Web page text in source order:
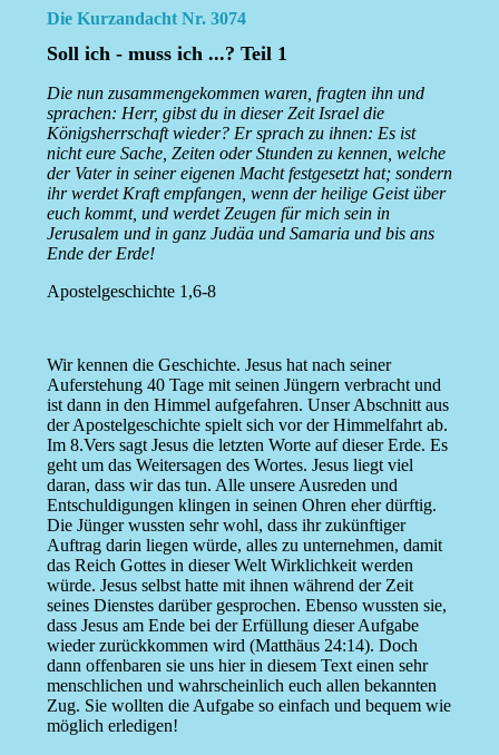
Die Kurzandacht Nr. 3074
Soll ich - muss ich ...? Teil 1
Die nun zusammengekommen waren, fragten ihn und
sprachen: Herr, gibst du in dieser Zeit Israel die
Königsherrschaft wieder? Er sprach zu ihnen: Es ist
nicht eure Sache, Zeiten oder Stunden zu kennen, welche
der Vater in seiner eigenen Macht festgesetzt hat; sondern
ihr werdet Kraft empfangen, wenn der heilige Geist über
euch kommt, und werdet Zeugen für mich sein in
Jerusalem und in ganz Judäa und Samaria und bis ans
Ende der Erde!
Apostelgeschichte 1,6-8
Wir kennen die Geschichte. Jesus hat nach seiner
Auferstehung 40 Tage mit seinen Jüngern verbracht und
ist dann in den Himmel aufgefahren. Unser Abschnitt aus
der Apostelgeschichte spielt sich vor der Himmelfahrt ab.
Im 8.Vers sagt Jesus die letzten Worte auf dieser Erde. Es
geht um das Weitersagen des Wortes. Jesus liegt viel
daran, dass wir das tun. Alle unsere Ausreden und
Entschuldigungen klingen in seinen Ohren eher dürftig.
Die Jünger wussten sehr wohl, dass ihr zukünftiger
Auftrag darin liegen würde, alles zu unternehmen, damit
das Reich Gottes in dieser Welt Wirklichkeit werden
würde. Jesus selbst hatte mit ihnen während der Zeit
seines Dienstes darüber gesprochen. Ebenso wussten sie,
dass Jesus am Ende bei der Erfüllung dieser Aufgabe
wieder zurückkommen wird (Matthäus 24:14). Doch
dann offenbaren sie uns hier in diesem Text einen sehr
menschlichen und wahrscheinlich euch allen bekannten
Zug. Sie wollten die Aufgabe so einfach und bequem wie
möglich erledigen!